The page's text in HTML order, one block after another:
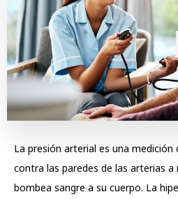
La presión arterial es una medición
contra las paredes de las arterias a
bombea sangre a su cuerpo. La